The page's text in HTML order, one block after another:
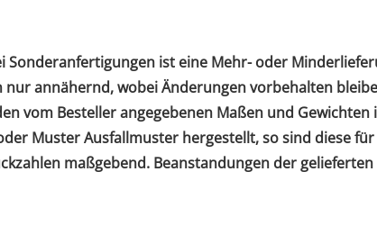
ist eine Mehr- oder
annähernd, wobei Änderungen vorbehalten
vom Besteller angegebenen Maßen und
Muster Ausfallmuster hergestellt, so sind diese
maßgebend. Beanstandungen der